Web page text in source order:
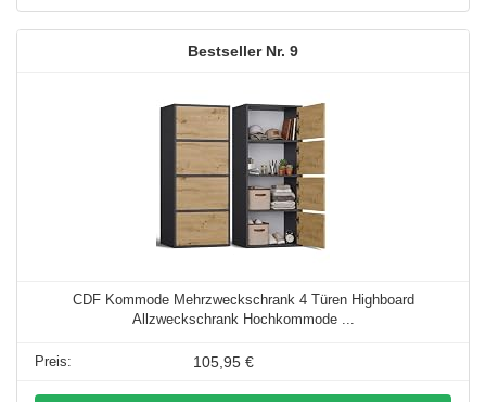
9
CDF Kommode Mehrzweckschrank 4 Türen Highboard
Allzweckschrank Hochkommode ...
105,95 €